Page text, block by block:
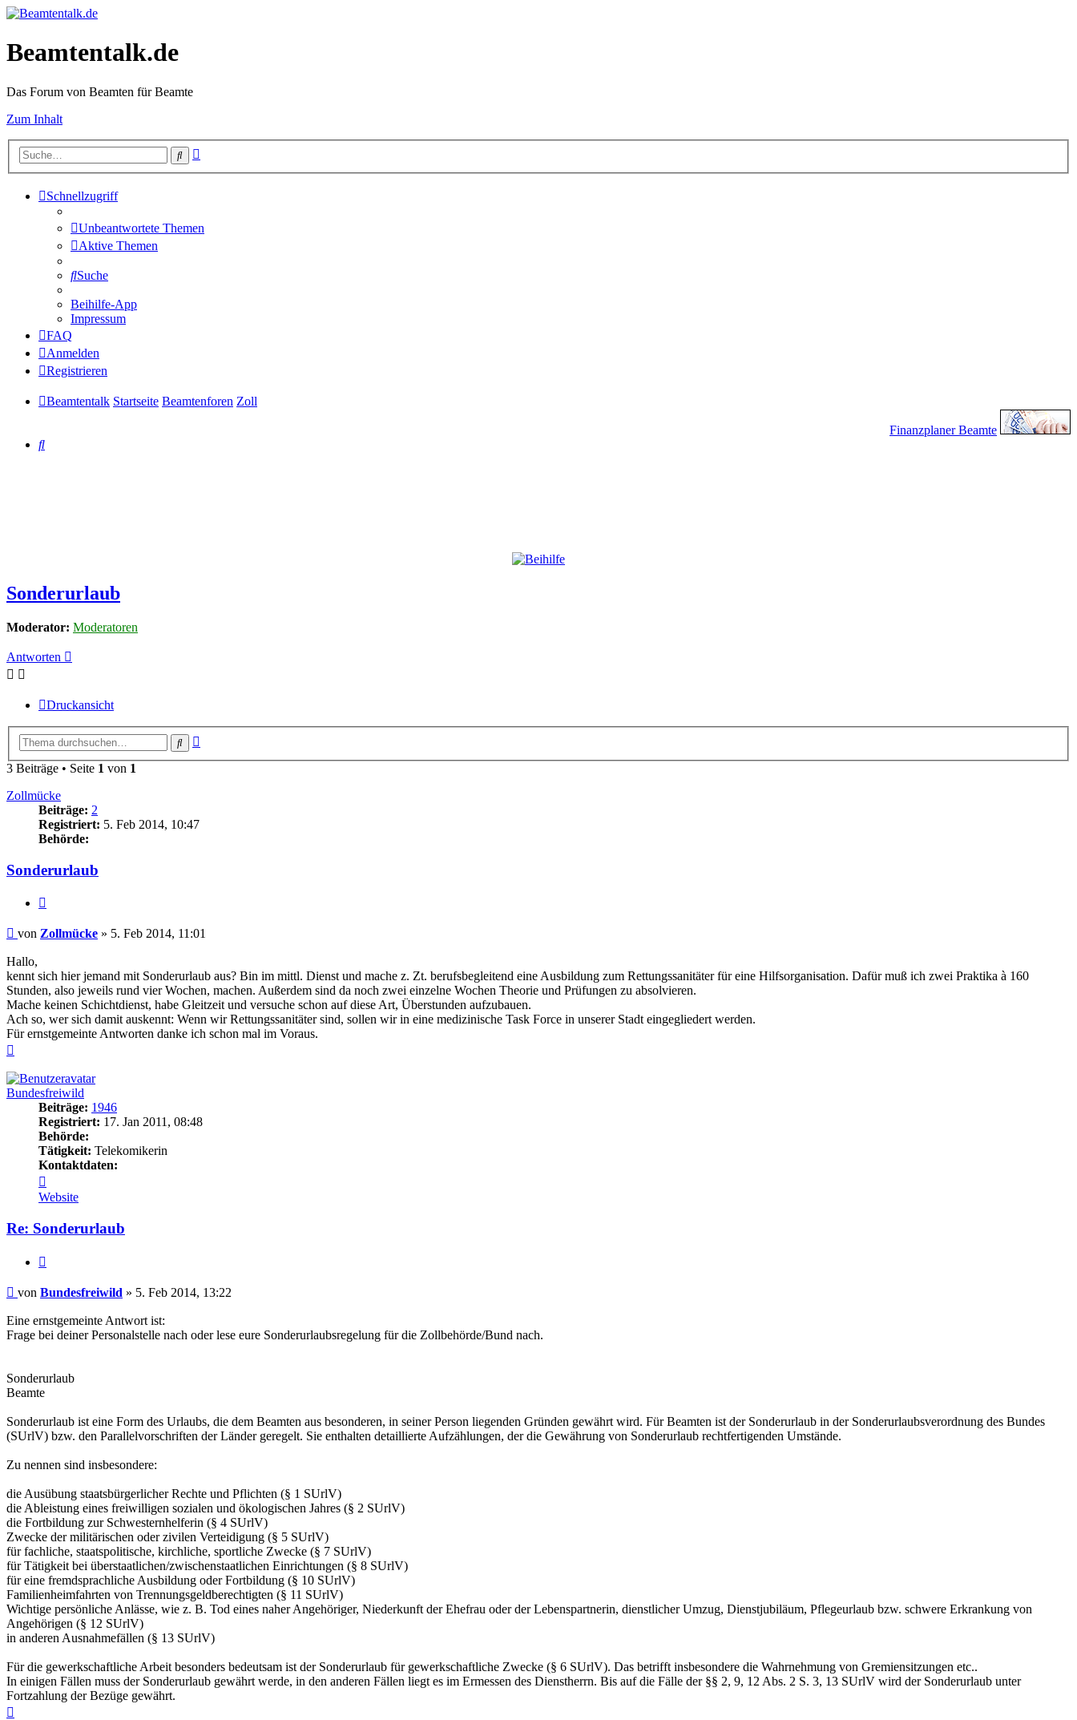
Beamtentalk.de
Das Forum von Beamten für Beamte
Zum Inhalt
Suche
Schnellzugriff
Unbeantwortete Themen
Aktive Themen
Suche
Beihilfe-App
Impressum
FAQ
Anmelden
Registrieren
Beamtentalk Startseite Beamtenforen Zoll
Finanzplaner Beamte
Suche
Sonderurlaub
Moderator: Moderatoren
Antworten
Druckansicht
Suche
3 Beiträge • Seite 1 von 1
Zollmücke
Beiträge: 2
Registriert: 5. Feb 2014, 10:47
Behörde:
Sonderurlaub
Beitrag
von Zollmücke » 5. Feb 2014, 11:01
Hallo,
kennt sich hier jemand mit Sonderurlaub aus? Bin im mittl. Dienst und mache z. Zt. berufsbegleitend eine Ausbildung zum Rettungssanitäter für eine Hilfsorganisation. Dafür muß ich zwei Praktika à 160
Stunden, also jeweils rund vier Wochen, machen. Außerdem sind da noch zwei einzelne Wochen Theorie und Prüfungen zu absolvieren.
Mache keinen Schichtdienst, habe Gleitzeit und versuche schon auf diese Art, Überstunden aufzubauen.
Ach so, wer sich damit auskennt: Wenn wir Rettungssanitäter sind, sollen wir in eine medizinische Task Force in unserer Stadt eingegliedert werden.
Für ernstgemeinte Antworten danke ich schon mal im Voraus.
Bundesfreiwild
Beiträge: 1946
Registriert: 17. Jan 2011, 08:48
Behörde:
Tätigkeit: Telekomikerin
Kontaktdaten:
von
Bundesfreiwild
Website
Re: Sonderurlaub
Beitrag
von Bundesfreiwild » 5. Feb 2014, 13:22
Eine ernstgemeinte Antwort ist:
Frage bei deiner Personalstelle nach oder lese eure Sonderurlaubsregelung für die Zollbehörde/Bund nach.
Sonderurlaub
Beamte
Sonderurlaub ist eine Form des Urlaubs, die dem Beamten aus besonderen, in seiner Person liegenden Gründen gewährt wird. Für Beamten ist der Sonderurlaub in der Sonderurlaubsverordnung des Bundes
(SUrlV) bzw. den Parallelvorschriften der Länder geregelt. Sie enthalten detaillierte Aufzählungen, der die Gewährung von Sonderurlaub rechtfertigenden Umstände.
Zu nennen sind insbesondere:
die Ausübung staatsbürgerlicher Rechte und Pflichten (§ 1 SUrlV)
die Ableistung eines freiwilligen sozialen und ökologischen Jahres (§ 2 SUrlV)
die Fortbildung zur Schwesternhelferin (§ 4 SUrlV)
Zwecke der militärischen oder zivilen Verteidigung (§ 5 SUrlV)
für fachliche, staatspolitische, kirchliche, sportliche Zwecke (§ 7 SUrlV)
für Tätigkeit bei überstaatlichen/zwischenstaatlichen Einrichtungen (§ 8 SUrlV)
für eine fremdsprachliche Ausbildung oder Fortbildung (§ 10 SUrlV)
Familienheimfahrten von Trennungsgeldberechtigten (§ 11 SUrlV)
Wichtige persönliche Anlässe, wie z. B. Tod eines naher Angehöriger, Niederkunft der Ehefrau oder der Lebenspartnerin, dienstlicher Umzug, Dienstjubiläum, Pflegeurlaub bzw. schwere Erkrankung von
Angehörigen (§ 12 SUrlV)
in anderen Ausnahmefällen (§ 13 SUrlV)
Für die gewerkschaftliche Arbeit besonders bedeutsam ist der Sonderurlaub für gewerkschaftliche Zwecke (§ 6 SUrlV). Das betrifft insbesondere die Wahrnehmung von Gremiensitzungen etc..
In einigen Fällen muss der Sonderurlaub gewährt werde, in den anderen Fällen liegt es im Ermessen des Dienstherrn. Bis auf die Fälle der §§ 2, 9, 12 Abs. 2 S. 3, 13 SUrlV wird der Sonderurlaub unter
Fortzahlung der Bezüge gewährt.